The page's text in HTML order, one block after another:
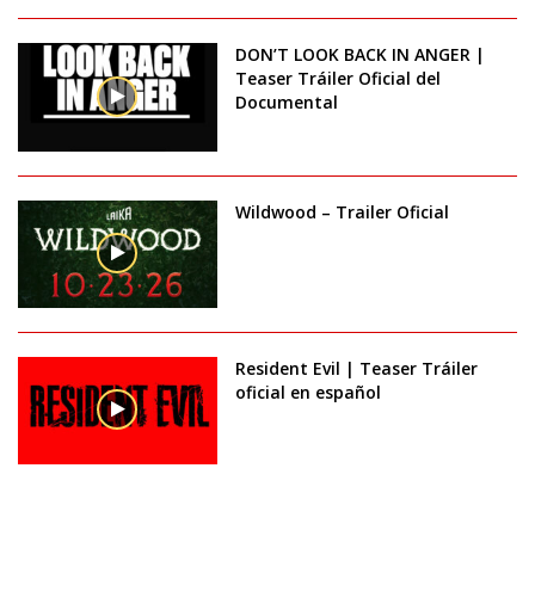
DON’T LOOK BACK IN ANGER |
Teaser Tráiler Oficial del
Documental
Wildwood – Trailer Oficial
Resident Evil | Teaser Tráiler
oficial en español